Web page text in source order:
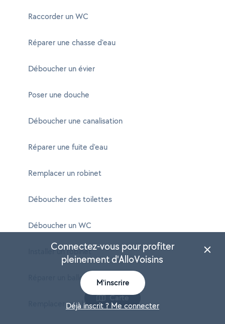
Raccorder un WC
Réparer une chasse d'eau
Déboucher un évier
Poser une douche
Déboucher une canalisation
Réparer une fuite d'eau
Remplacer un robinet
Déboucher des toilettes
Déboucher un WC
Installer un robinet
Réparer un ballon d'eau chaude
Remplacer une baignoire
Carte
Connectez-vous pour profiter
pleinement d'AlloVoisins
M'inscrire
Déjà inscrit ? Me connecter